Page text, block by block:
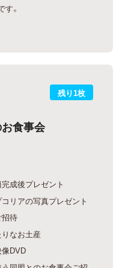
。
残り1枚
食事会
成後プレゼント
リアの写真プレゼント
待
なお土産
DVD